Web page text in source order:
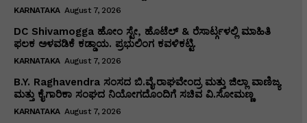
KARNATAKA August 7, 2026
DC Shivamogga ಹೋಂ ಸ್ಟೇ, ಹೊಟೆಲ್ & ರೆಸಾರ್ಟ್ಗಳಲ್ಲಿ ಮಾಹಿತಿ
ಫಲಕ ಅಳವಡಿಕೆ ಕಡ್ಡಾಯ. ಪ್ರಭುಲಿಂಗ ಕವಳಿಕಟ್ಟಿ.
KARNATAKA August 7, 2026
B.Y. Raghavendra ಸಂಸದ ಬಿ.ವೈ.ರಾಘವೇಂದ್ರ ಮತ್ತು ಜಿಲ್ಲಾ ವಾಣಿಜ್ಯ
ಮತ್ತು ಕೈಗಾರಿಕಾ ಸಂಘದ ನಿಯೋಗದೊಂದಿಗೆ ಸಚಿವ ವಿ‌.ಸೋಮಣ್ಣ
KARNATAKA August 7, 2026